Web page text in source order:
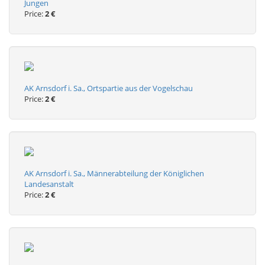
Jungen
Price:2 €
AK Arnsdorf i. Sa., Ortspartie aus der Vogelschau
Price:2 €
AK Arnsdorf i. Sa., Männerabteilung der Königlichen
Landesanstalt
Price:2 €